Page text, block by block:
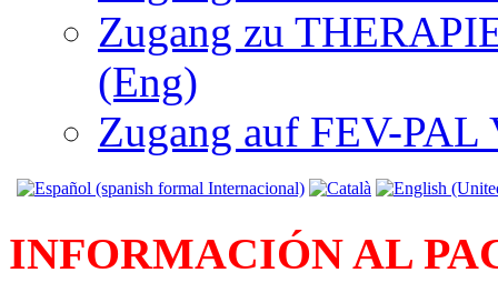
Zugang zu
(Eng)
Zugang auf FEV-PAL
INFORMACIÓN AL